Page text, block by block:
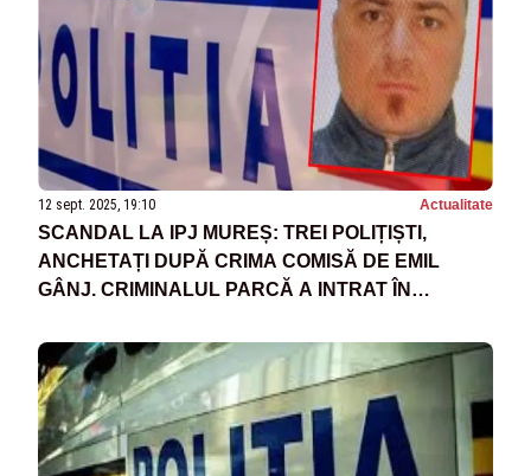
12 sept. 2025, 19:10 Actualitate
SCANDAL LA IPJ MUREȘ: TREI POLIȚIȘTI,
ANCHETAȚI DUPĂ CRIMA COMISĂ DE EMIL
GÂNJ. CRIMINALUL PARCĂ A INTRAT ÎN